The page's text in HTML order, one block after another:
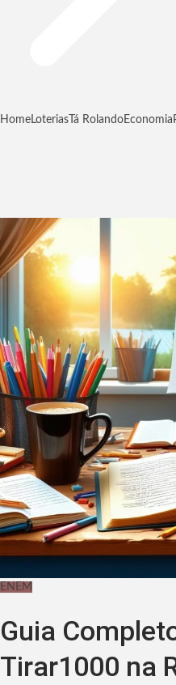
HomeLoterias Tá RolandoEconomia
ENEM
Guia
Tirar1000 na